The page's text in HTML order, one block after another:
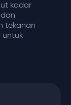
kadar
tekanan
untuk